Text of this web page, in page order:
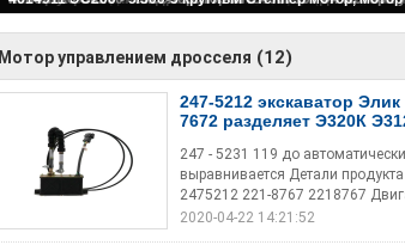
Мотор управлением дросселя (12)
247-5212 экскаватор
7672 разделяет Э320К
247 - 5231 119 до
выравнивается Детали
2475212 221-8767 2218767
2020-04-22 14:21:52